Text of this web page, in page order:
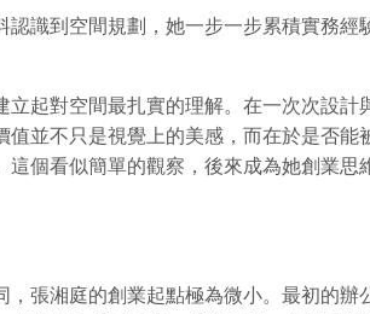
認識到空間規劃，她一步一步累積實務經
立起對空間最扎實的理解。在一次次設計
值並不只是視覺上的美感，而在於是否能
這個看似簡單的觀察，後來成為她創業思
張湘庭的創業起點極為微小。最初的辦